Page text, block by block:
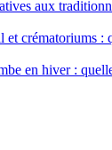
aux
et crématoriums :
en hiver :